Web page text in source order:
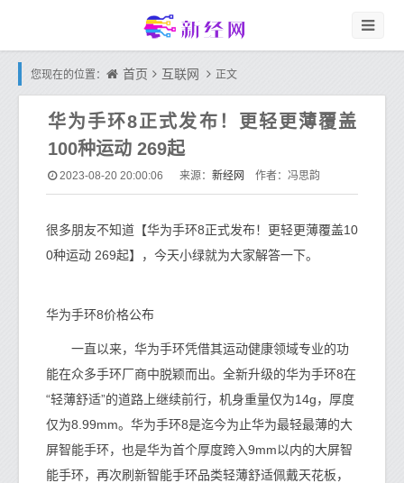
您现在的位置： 首页 互联网 正文
华为手环8正式发布！更轻更薄覆盖
100种运动 269起
2023-08-20 20:00:06 来源： 新经网 作者：冯思韵
很多朋友不知道【华为手环8正式发布！更轻更薄覆盖10
0种运动 269起】，今天小绿就为大家解答一下。
华为手环8价格公布
一直以来，华为手环凭借其运动健康领域专业的功
能在众多手环厂商中脱颖而出。全新升级的华为手环8在
“轻薄舒适”的道路上继续前行，机身重量仅为14g，厚度
仅为8.99mm。华为手环8是迄今为止华为最轻最薄的大
屏智能手环，也是华为首个厚度跨入9mm以内的大屏智
能手环，再次刷新智能手环品类轻薄舒适佩戴天花板，